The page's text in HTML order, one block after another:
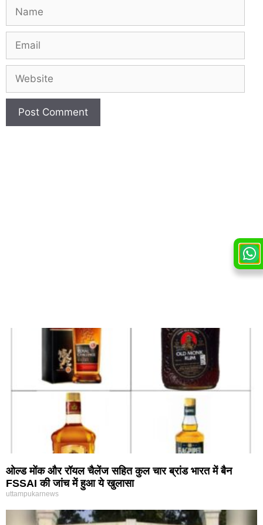
ओल्ड मोंक और रॉयल चैलेंज सहित कुल चार ब्रांड भारत में बैन
FSSAI की जांच में हुआ ये खुलासा
uttampukarnews